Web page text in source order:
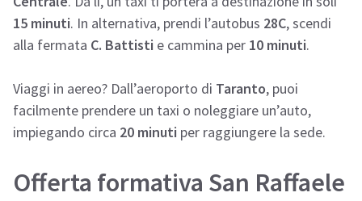
15 minuti. In alternativa, prendi l’autobus 28C, scendi
alla fermata C. Battisti e cammina per 10 minuti.
Viaggi in aereo? Dall’aeroporto di Taranto, puoi
facilmente prendere un taxi o noleggiare un’auto,
impiegando circa 20 minuti per raggiungere la sede.
Offerta formativa San Raffaele